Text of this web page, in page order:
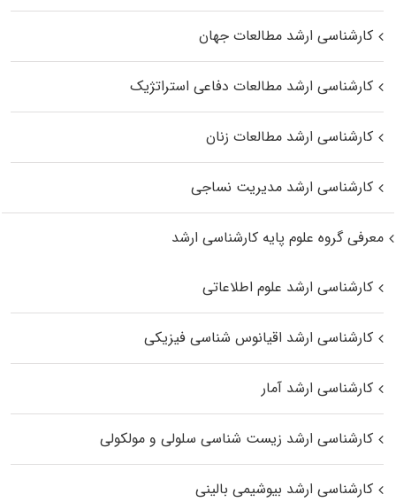
کارشناسی ارشد مطالعات جهان
کارشناسی ارشد مطالعات دفاعی استراتژیک
کارشناسی ارشد مطالعات زنان
کارشناسی ارشد مدیریت نساجی
معرفی گروه علوم پایه کارشناسی ارشد
کارشناسی ارشد علوم اطلاعاتی
کارشناسی ارشد اقیانوس‌ شناسی فیزیکی
کارشناسی ارشد آمار
کارشناسی ارشد زیست شناسی سلولی و مولکولی
کارشناسی ارشد بیوشیمی بالینی